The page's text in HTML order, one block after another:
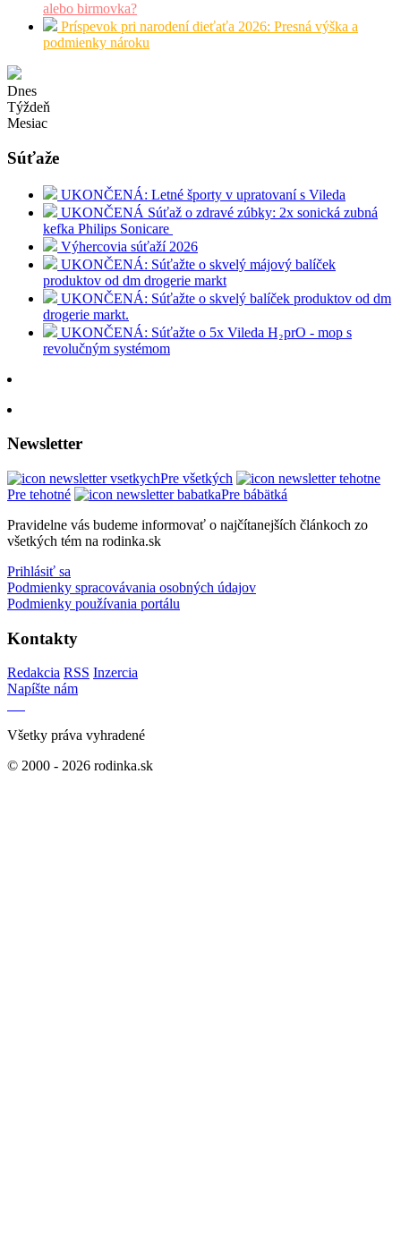
alebo birmovka?
Príspevok pri narodení dieťaťa 2026: Presná výška a
podmienky nároku
Dnes
Týždeň
Mesiac
Súťaže
UKONČENÁ: Letné športy v upratovaní s Vileda
UKONČENÁ Súťaž o zdravé zúbky: 2x sonická zubná
kefka Philips Sonicare
Výhercovia súťaží 2026
UKONČENÁ: Súťažte o skvelý májový balíček
produktov od dm drogerie markt
UKONČENÁ: Súťažte o skvelý balíček produktov od dm
drogerie markt.
UKONČENÁ: Súťažte o 5x Vileda H₂prO - mop s
revolučným systémom
Newsletter
Pre všetkých
Pre tehotné
Pre bábätká
Pravidelne vás budeme informovať o najčítanejších článkoch zo
všetkých tém na rodinka.sk
Prihlásiť sa
Podmienky spracovávania osobných údajov
Podmienky používania portálu
Kontakty
Redakcia RSS Inzercia
Napíšte nám
Všetky práva vyhradené
© 2000 - 2026 rodinka.sk